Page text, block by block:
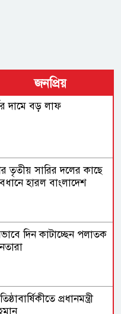
জনপ্রিয়
দামে বড় লাফ
তৃতীয় সারির দলের কাছে
হারল বাংলাদেশ
দিন কাটাচ্ছেন পলাতক
প্রধানমন্ত্রী